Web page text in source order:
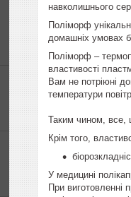
навколишнього
Поліморф
домашніх умовах
Поліморф –
властивості
Вам не потріюні
температури
Таким чином, все,
Крім того,
У медицині
При виготовленні